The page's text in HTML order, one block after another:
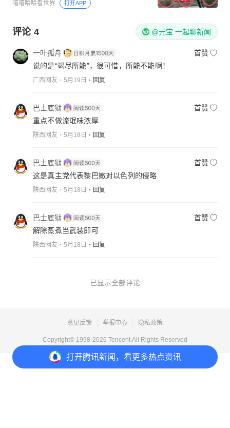
打开腾讯新闻，看更多热点资讯
嘻嘻哈哈看世界 打开APP
评论 4 @元宝 一起聊新闻
一叶孤舟
首赞
说的是“竭尽所能”，很可惜，所能不能啊！
广西网友 5月19日 回复
巴士底狱
首赞
重点不做流氓味浓厚
陕西网友 5月18日 回复
巴士底狱
首赞
这是真主党代表黎巴嫩对以色列的侵略
陕西网友 5月18日 回复
巴士底狱
首赞
解除蒸煮当武装即可
陕西网友 5月18日 回复
已显示全部评论
意见反馈 举报中心 隐私政策
Copyright© 1998-2026 Tencent.All Rights Reserved